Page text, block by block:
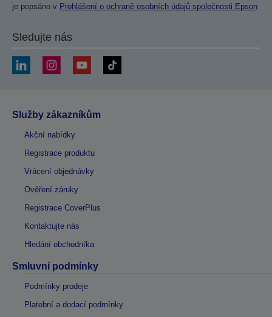
je popsáno v Prohlášení o ochraně osobních údajů společnosti Epson
Sledujte nás
Služby zákazníkům
Akční nabídky
Registrace produktu
Vrácení objednávky
Ověření záruky
Registrace CoverPlus
Kontaktujte nás
Hledání obchodníka
Smluvní podmínky
Podmínky prodeje
Platební a dodací podmínky